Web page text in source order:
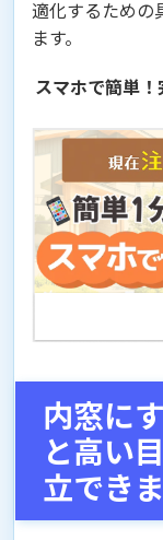
適化するための
ます。
スマホで簡単
内窓に
と高い
立でき